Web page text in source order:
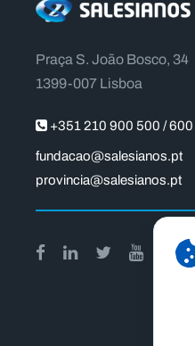
Praça S. João Bosco, 34
1399-007 Lisboa
+351 210 900 500 / 600
fundacao@salesianos.pt
provincia@salesianos.pt